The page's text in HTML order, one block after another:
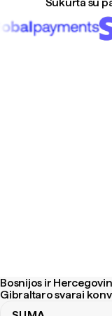
Bosnijos ir
Gibraltaro svarai